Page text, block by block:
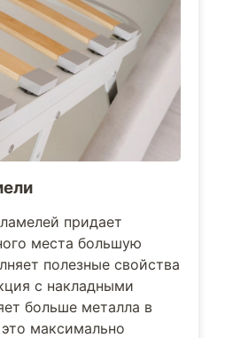
придает
места большую
полезные свойства
с накладными
больше металла в
максимально